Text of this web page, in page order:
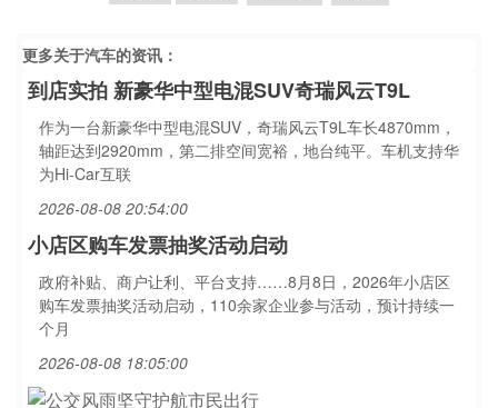
更多关于汽车的资讯：
到店实拍 新豪华中型电混SUV奇瑞风云T9L
作为一台新豪华中型电混SUV，奇瑞风云T9L车长4870mm，
轴距达到2920mm，第二排空间宽裕，地台纯平。车机支持华
为Hi‑Car互联
2026-08-08 20:54:00
小店区购车发票抽奖活动启动
政府补贴、商户让利、平台支持……8月8日，2026年小店区
购车发票抽奖活动启动，110余家企业参与活动，预计持续一
个月
2026-08-08 18:05:00